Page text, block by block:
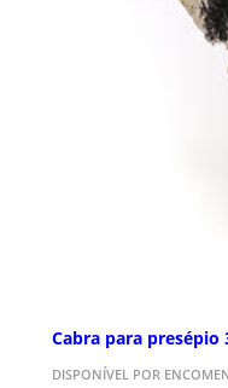
Cabra para presépio
DISPONÍVEL POR